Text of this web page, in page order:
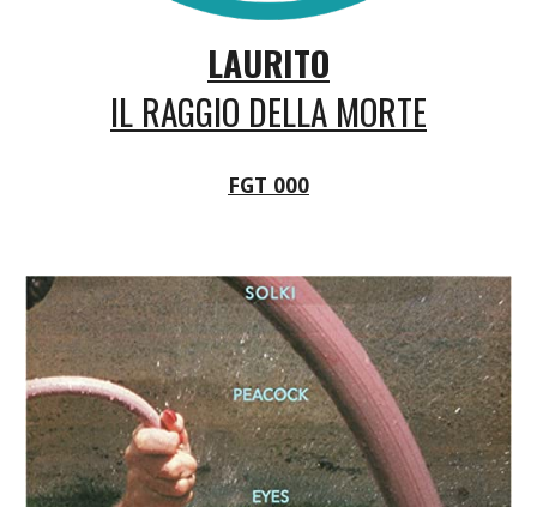
LAURITO
IL RAGGIO DELLA MORTE
FGT 000